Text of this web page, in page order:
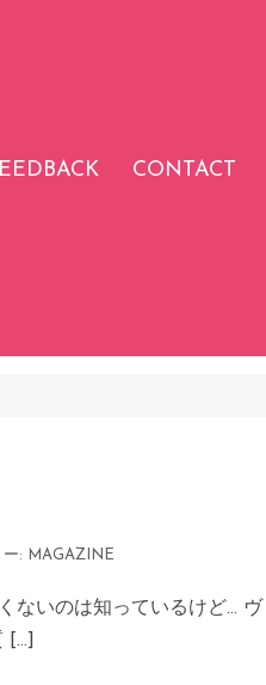
CONTACT
ー: MAGAZINE
ないのは知っているけど…
[…]